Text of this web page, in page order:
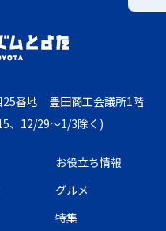
25番地 豊田商工会議所1階
、12/29～1/3除く)
お役立ち情報
グルメ
特集